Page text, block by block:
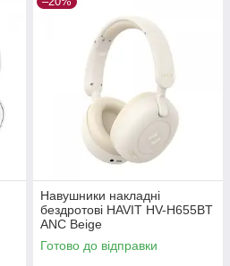
Навушники накладні
бездротові HAVIT HV-H655BT
ANC Beige
Готово до відправки